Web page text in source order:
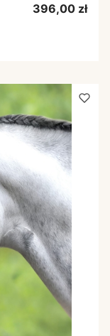
Cena
396,00 zł